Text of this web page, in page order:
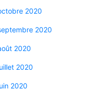
2020
2020
2020
2020
2020